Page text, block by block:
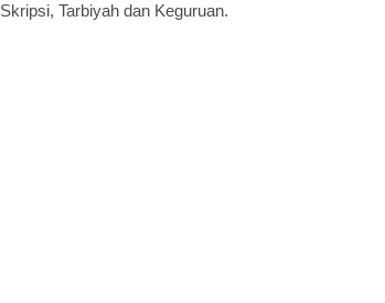
Skripsi, Tarbiyah dan Keguruan.